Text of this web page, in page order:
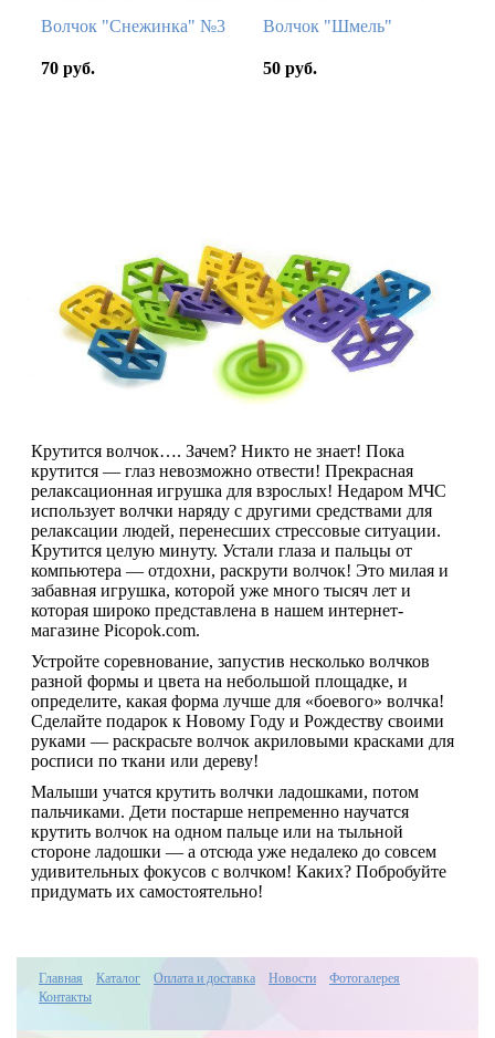
Волчок "Снежинка" №3
70 руб.
Волчок "Шмель"
50 руб.
Крутится волчок…. Зачем? Никто не знает! Пока
крутится — глаз невозможно отвести! Прекрасная
релаксационная игрушка для взрослых! Недаром МЧС
использует волчки наряду с другими средствами для
релаксации людей, перенесших стрессовые ситуации.
Крутится целую минуту. Устали глаза и пальцы от
компьютера — отдохни, раскрути волчок! Это милая и
забавная игрушка, которой уже много тысяч лет и
которая широко представлена в нашем интернет-
магазине Picopok.com.
Устройте соревнование, запустив несколько волчков
разной формы и цвета на небольшой площадке, и
определите, какая форма лучше для «боевого» волчка!
Сделайте подарок к Новому Году и Рождеству своими
руками — раскрасьте волчок акриловыми красками для
росписи по ткани или дереву!
Малыши учатся крутить волчки ладошками, потом
пальчиками. Дети постарше непременно научатся
крутить волчок на одном пальце или на тыльной
стороне ладошки — а отсюда уже недалеко до совсем
удивительных фокусов с волчком! Каких? Побробуйте
придумать их самостоятельно!
Главная Каталог Оплата и доставка Новости
Фотогалерея
Контакты